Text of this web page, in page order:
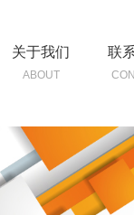
关于我们
ABOUT
联